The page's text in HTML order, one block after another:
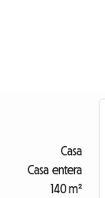
Casa
Casa entera
140 m²